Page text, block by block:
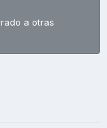
a otras